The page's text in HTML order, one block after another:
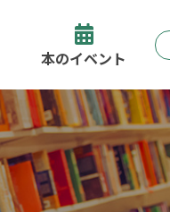
本のイベント